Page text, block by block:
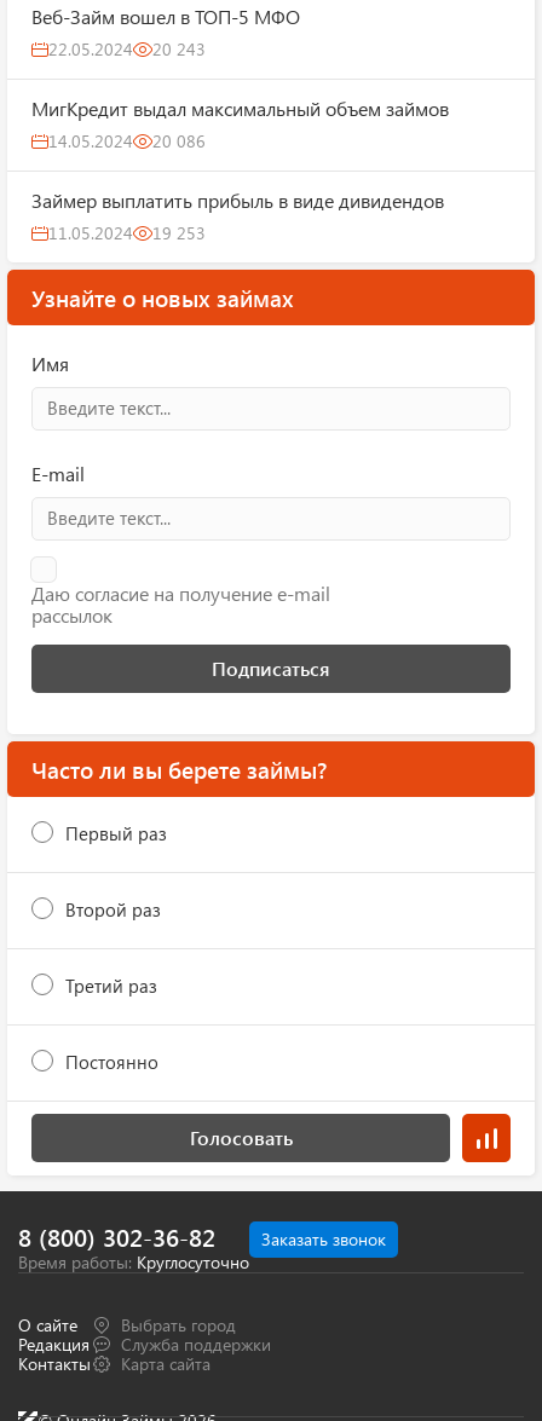
Веб-Займ вошел в ТОП-5 МФО
22.05.2024 20 243
МигКредит выдал максимальный объем займов
14.05.2024 20 086
Займер выплатить прибыль в виде дивидендов
11.05.2024 19 253
Узнайте о новых займах
Имя
E-mail
Даю согласие на получение e-mail
рассылок
Подписаться
Часто ли вы берете займы?
Первый раз
Второй раз
Третий раз
Постоянно
Голосовать
О сайте
Редакция
Контакты
Выбрать город
Служба поддержки
Карта сайта
Заказать звонок
8 (800) 302-36-82
Время работы: Круглосуточно